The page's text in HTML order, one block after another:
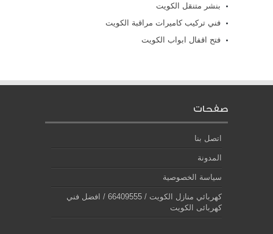
بنشر متنقل الكويت
فني تركيب كاميرات مراقبة الكويت
فتح اقفال ابواب الكويت
صفحات
اتصل بنا
المدونة
سياسة الخصوصية
كهربائي منازل الكويت / 66409555 / افضل فني
كهربائى الكويت